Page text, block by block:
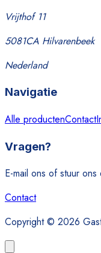
Vrijthof 11
5081CA Hilvarenbeek
Nederland
Navigatie
Alle productenContact
Vragen?
E-mail ons of stuur
Contact
Copyright © 2026